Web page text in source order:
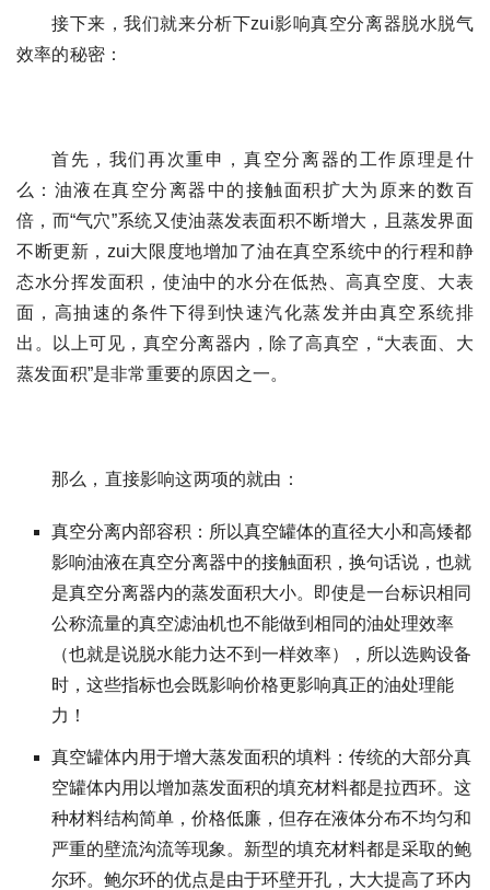
接下来，我们就来分析下zui影响真空分离器脱水脱气
效率的秘密：
首先，我们再次重申，真空分离器的工作原理是什
么：油液在真空分离器中的接触面积扩大为原来的数百
倍，而“气穴”系统又使油蒸发表面积不断增大，且蒸发界面
不断更新，zui大限度地增加了油在真空系统中的行程和静
态水分挥发面积，使油中的水分在低热、高真空度、大表
面，高抽速的条件下得到快速汽化蒸发并由真空系统排
出。以上可见，真空分离器内，除了高真空，“大表面、大
蒸发面积”是非常重要的原因之一。
那么，直接影响这两项的就由：
真空分离内部容积：所以真空罐体的直径大小和高矮都
影响油液在真空分离器中的接触面积，换句话说，也就
是真空分离器内的蒸发面积大小。即使是一台标识相同
公称流量的真空滤油机也不能做到相同的油处理效率
（也就是说脱水能力达不到一样效率），所以选购设备
时，这些指标也会既影响价格更影响真正的油处理能
力！
真空罐体内用于增大蒸发面积的填料：传统的大部分真
空罐体内用以增加蒸发面积的填充材料都是拉西环。这
种材料结构简单，价格低廉，但存在液体分布不均匀和
严重的壁流沟流等现象。新型的填充材料都是采取的鲍
尔环。鲍尔环的优点是由于环壁开孔，大大提高了环内